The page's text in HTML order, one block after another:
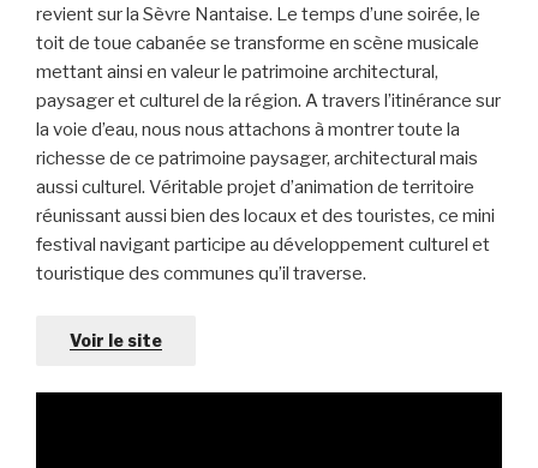
revient sur la Sèvre Nantaise. Le temps d’une soirée, le
toit de toue cabanée se transforme en scène musicale
mettant ainsi en valeur le patrimoine architectural,
paysager et culturel de la région. A travers l’itinérance sur
la voie d’eau, nous nous attachons à montrer toute la
richesse de ce patrimoine paysager, architectural mais
aussi culturel. Véritable projet d’animation de territoire
réunissant aussi bien des locaux et des touristes, ce mini
festival navigant participe au développement culturel et
touristique des communes qu’il traverse.
Voir le site